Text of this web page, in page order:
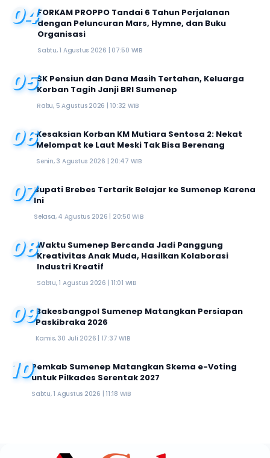
04FORKAM PROPPO Tandai 6 Tahun Perjalanan
dengan Peluncuran Mars, Hymne, dan Buku
Organisasi
Sabtu, 1 Agustus 2026 | 07:50 WIB
05SK Pensiun dan Dana Masih Tertahan, Keluarga
Korban Tagih Janji BRI Sumenep
Rabu, 5 Agustus 2026 | 10:32 WIB
06Kesaksian Korban KM Mutiara Sentosa 2: Nekat
Melompat ke Laut Meski Tak Bisa Berenang
Senin, 3 Agustus 2026 | 20:47 WIB
07Bupati Brebes Tertarik Belajar ke Sumenep Karena
Ini
Selasa, 4 Agustus 2026 | 20:50 WIB
08Waktu Sumenep Bercanda Jadi Panggung
Kreativitas Anak Muda, Hasilkan Kolaborasi
Industri Kreatif
Sabtu, 1 Agustus 2026 | 11:01 WIB
09Bakesbangpol Sumenep Matangkan Persiapan
Paskibraka 2026
Kamis, 30 Juli 2026 | 17:37 WIB
10Pemkab Sumenep Matangkan Skema e-Voting
untuk Pilkades Serentak 2027
Sabtu, 1 Agustus 2026 | 11:18 WIB